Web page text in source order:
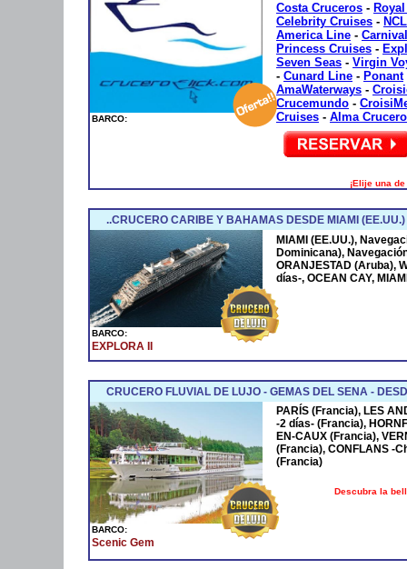
BARCO:
Costa Cruceros -
Celebrity Cruises - NCL
America Line -
Princess Cruises -
Seven Seas - Virgin
- Cunard Line - Ponant
AmaWaterways -
Crucemundo -
Cruises - Alma
¡Elije una
..CRUCERO CARIBE Y BAHAMAS DESDE MIAMI (EE.UU.)
BARCO:
EXPLORA II
MIAMI (EE.UU.),
Dominicana),
ORANJESTAD (Aruba),
días-, OCEAN CAY,
CRUCERO FLUVIAL DE LUJO - GEMAS DEL SENA -
BARCO:
Scenic Gem
PARÍS (Francia), LES
-2 días- (Francia),
EN-CAUX (Francia),
(Francia), CONFLANS -
(Francia)
Descubra la